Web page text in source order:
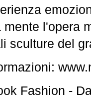
mente l'opera
sculture del
Fashion -